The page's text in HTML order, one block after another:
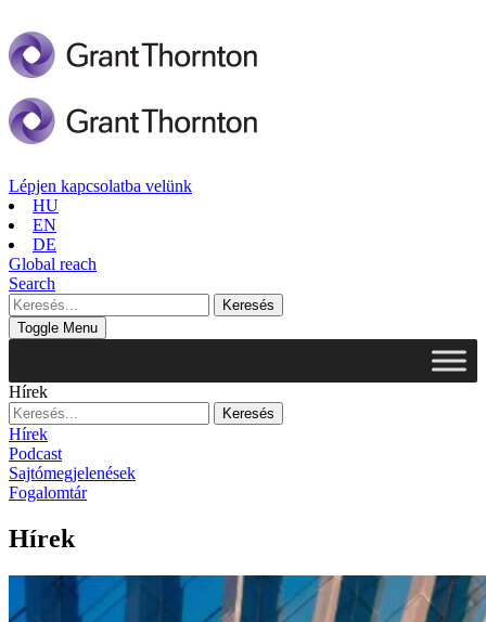
Lépjen kapcsolatba velünk
HU
EN
DE
Global reach
Search
Toggle Menu
Hírek
Hírek
Podcast
Sajtómegjelenések
Fogalomtár
Hírek